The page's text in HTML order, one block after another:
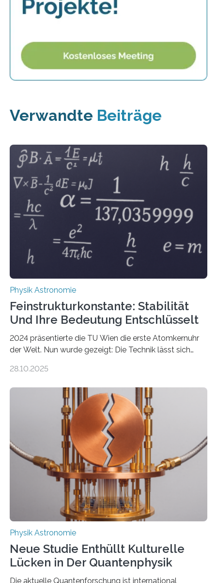
Verwandte Beiträge
Physik Astronomie
Feinstrukturkonstante: Stabilität
Und Ihre Bedeutung Entschlüsselt
2024 präsentierte die TU Wien die erste Atomkernuhr
der Welt. Nun wurde gezeigt: Die Technik lässt sich
fundamentalen Physik nachzugehen. Thorium-
Messungen verwenden. Das hatte man jahrzehntelang
vermutet, weltweit war nach den passenden
Atomkern-Zuständen gesucht worden, 2024 gelang
einem Team der TU Wien mit Unterstützung
internationaler Partner der entscheidende Durchbruch:
Der lange diskutierte Thorium-Kernübergang wurde
gefunden. Kurz darauf konnte man zeigen, dass sich
Thorium tatsächlich nutzen lässt, um hochpräzise…
28.10.2025
Physik Astronomie
Neue Studie Enthüllt Kulturelle
Lücken in Der Quantenphysik
Die aktuelle Quantenforschung ist international